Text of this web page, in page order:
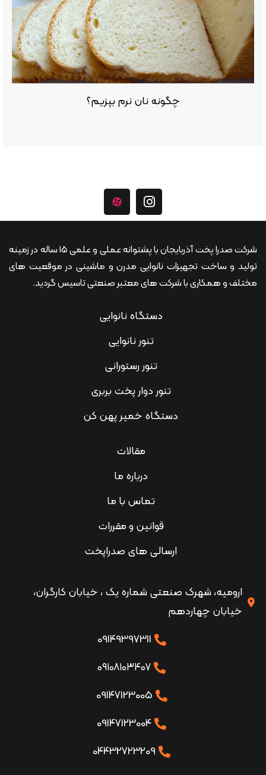
چگونه نان نرم بپزیم؟
شرکت صدرا پخت آذربایجان با پشتوانه عملی و علمی 15 ساله در زمینه
تولید و ساخت تجهیزات نانوایی مدرن و ماشینی در موقعیت های
مختلف و همکاری با شرکت های معتبر صنعتی تاسیس گردید.
دستگاه نانوایی
تنور نانوایی
تنور رستورانی
تنور دوار پخت بربری
دستگاه خمیر پهن کن
مقالات
درباره ما
تماس با ما
قوانین و مقررات
ارسالی های صدراپخت
ارومیه، شهرک صنعتی شماره یک ، خیابان کارگران،
خیابان چهاردهم
09149397311
۰۹۱۰۸۱۰۳۴۰۷
09147123005
09147123004
04432723209